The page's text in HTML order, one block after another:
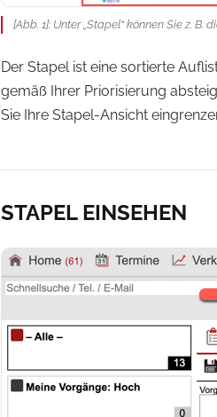
[Abb. 1]: Unter „Stapel“ können Sie z.
Der Stapel ist eine sortierte
gemäß Ihrer Priorisierung
Sie Ihre Stapel-Ansicht
STAPEL EINSEHEN